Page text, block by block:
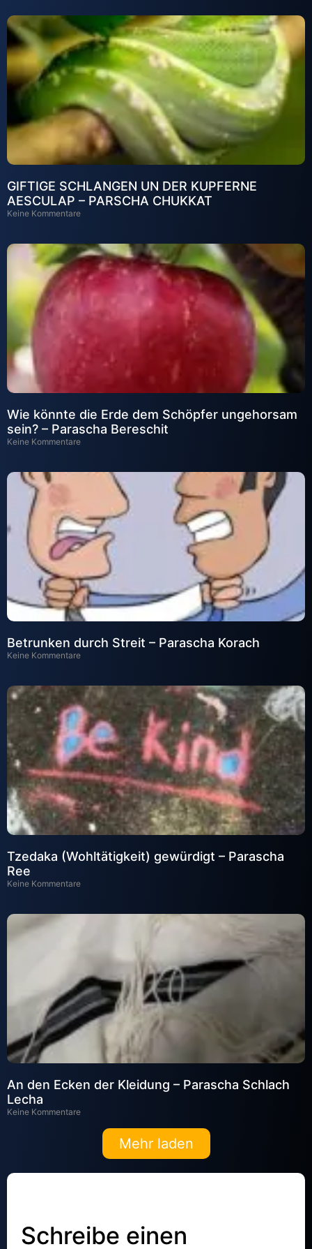
GIFTIGE SCHLANGEN UN DER KUPFERNE
AESCULAP – PARSCHA CHUKKAT
Keine Kommentare
Wie könnte die Erde dem Schöpfer ungehorsam
sein? – Parascha Bereschit
Keine Kommentare
Betrunken durch Streit – Parascha Korach
Keine Kommentare
Tzedaka (Wohltätigkeit) gewürdigt – Parascha
Ree
Keine Kommentare
An den Ecken der Kleidung – Parascha Schlach
Lecha
Keine Kommentare
Mehr laden
Schreibe einen